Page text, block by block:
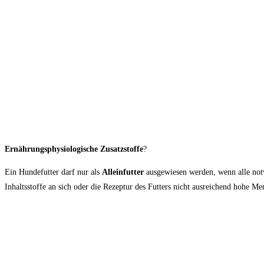
Ernährungsphysiologische Zusatzstoffe?
Ein Hundefutter darf nur als Alleinfutter ausgewiesen werden, wenn alle
Inhaltsstoffe an sich oder die Rezeptur des Futters nicht ausreichend hohe